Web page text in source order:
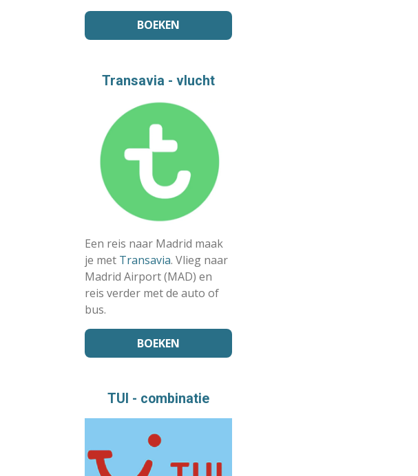
BOEKEN
Transavia - vlucht
Een reis naar Madrid maak
je met Transavia. Vlieg naar
Madrid Airport (MAD) en
reis verder met de auto of
bus.
BOEKEN
TUI - combinatie